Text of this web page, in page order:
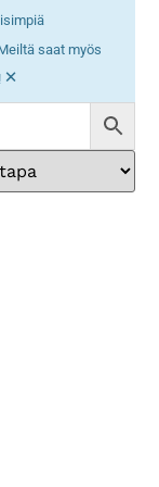
saat myös
×